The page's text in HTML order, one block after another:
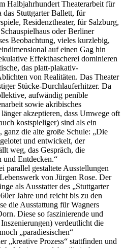
Halbjahrhundert Theaterarbeit für
das Stuttgarter Ballett, für
Residenztheater, für Salzburg,
oder Berliner
Beobachtung, vieles kurzlebig,
auf einen Gag hin
Effekthascherei dominieren
das platt-plakativ-
von Realitäten. Das Theater
Stücke-Durchlauferhitzer. Da
aufwändig penible
sowie akribisches
akzeptieren, dass Umwege oft
kostspieliger) sind als ein
ganz die alte große Schule: „Die
und entwickelt, der
weg, das Gespräch, die
und Entdecken.“
gestaltete Ausstellungen
von Jürgen Rose. Der
als Ausstatter des „Stuttgarter
Jahre und reicht bis zu den
die Ausstattung für Wagners
Diese so faszinierende und
verdeutlicht die
„paradiesischen“
„kreative Prozess“ stattfinden und